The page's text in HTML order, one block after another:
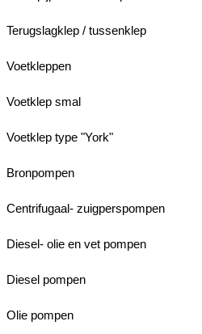
Terugslagklep / tussenklep
Voetkleppen
Voetklep smal
Voetklep type "York"
Bronpompen
Centrifugaal- zuigperspompen
Diesel- olie en vet pompen
Diesel pompen
Olie pompen